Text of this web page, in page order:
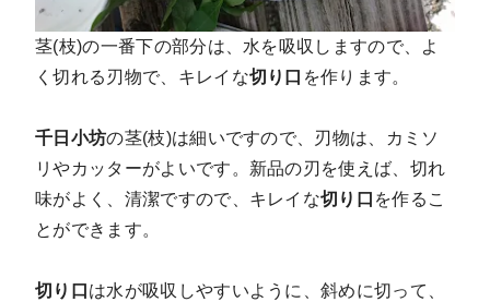
茎(枝)の一番下の部分は、水を吸収しますので、よ
く切れる刃物で、キレイな切り口 を作ります。
千日小坊の茎(枝)は細いですので、刃物は、カミソ
リやカッターがよいです。新品の刃を使えば、切れ
味がよく、清潔ですので、キレイな切り口 を作るこ
とができます。
切り口 は水が吸収しやすいように、斜めに切って、